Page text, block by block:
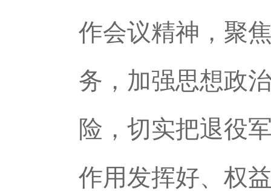
作会议精神，聚
务，加强思想政
险，切实把退役
作用发挥好、权